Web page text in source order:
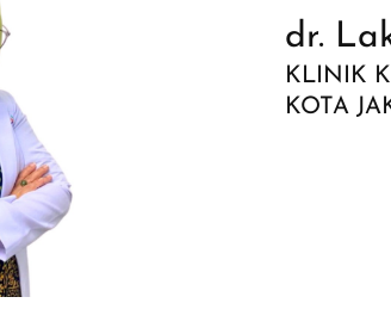
dr.
KLINIK
KOTA